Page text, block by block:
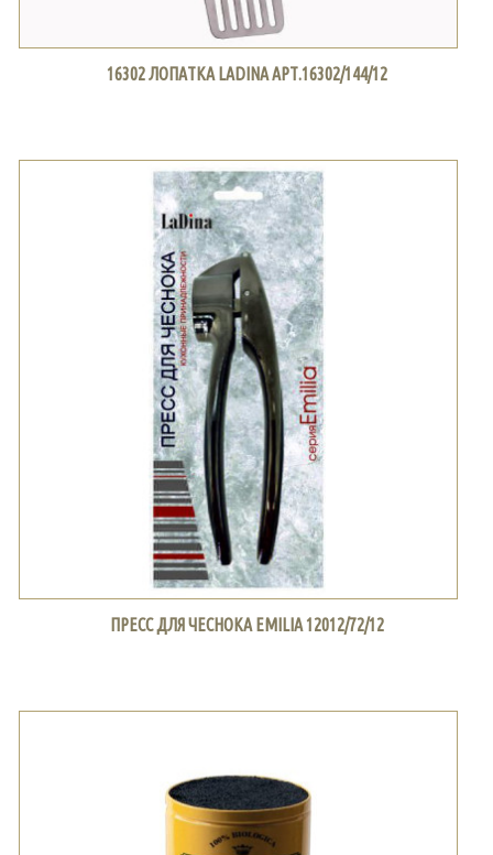
16302 ЛОПАТКА LADINA АРТ.16302/144/12
ПРЕСС ДЛЯ ЧЕСНОКА EMILIA 12012/72/12